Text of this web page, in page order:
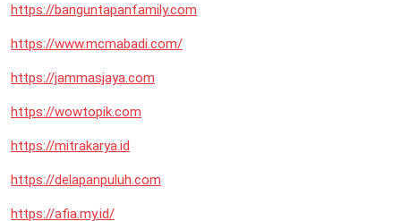
https://banguntapanfamily.com
https://www.mcmabadi.com/
https://jammasjaya.com
https://wowtopik.com
https://mitrakarya.id
https://delapanpuluh.com
https://afia.my.id/